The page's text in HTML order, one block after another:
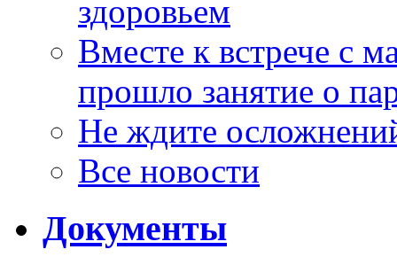
здоровьем
Вместе к встрече с
прошло занятие о
Не ждите
Все новости
Документы